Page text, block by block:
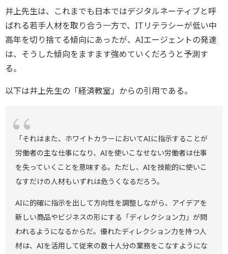
井上先生は、これまでも日本ではデジタルネーティブと呼
ばれる若手人材を取り合う一方で、ITリテラシーが低い中
高年を切り捨てる傾向にあったが、AIエージェントの発達
は、そうした傾向をますます強めていくだろうと予測す
る。
以下は井上先生の「経済教室」からの引用である。
「それはまた、ホワイトカラーにおいてAIに指示することが
労働者の主な仕事になり、AIを使いこなせない労働者は仕事
を失っていくことを意味する。ただし、AIを技能的に使いこ
なすだけの人材もいずれは危うくなるだろう。
AIに的確に指示を出して方向性を調整しながら、アイデアを
新しい商品やビジネスの形にする「ディレクション力」が問
われるようになるからだ。優れたディレクション力を持つ人
材は、AIを活用して従来の数十人分の業務をこなすようにな